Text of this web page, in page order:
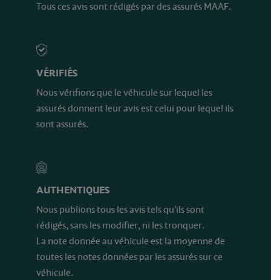
Tous ces avis sont rédigés par des assurés MAAF.
VÉRIFIÉS
Nous vérifions que le véhicule sur lequel les
assurés donnent leur avis est celui pour lequel ils
sont assurés.
AUTHENTIQUES
Nous publions tous les avis tels qu’ils sont
rédigés, sans les modifier, ni les tronquer.
La note donnée au véhicule est la moyenne de
toutes les notes données par les assurés sur ce
véhicule.